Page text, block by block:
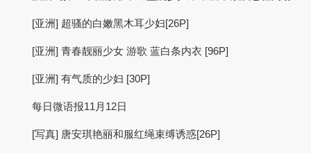
[亚洲] 超骚的白嫩黑木耳少妇[26P]
[亚洲] 青春靓丽少女 游歌 蓝白条内衣 [96P]
[亚洲] 有气质的少妇 [30P]
每日微语报11月12日
[写真] 唐安琪艳丽和服红绳束缚诱惑[26P]